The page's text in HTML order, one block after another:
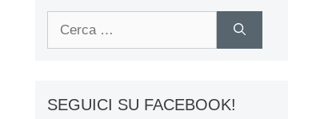
SEGUICI SU FACEBOOK!